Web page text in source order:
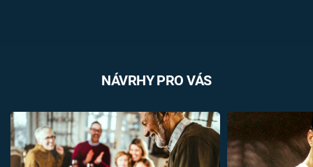
NÁVRHY PRO VÁS